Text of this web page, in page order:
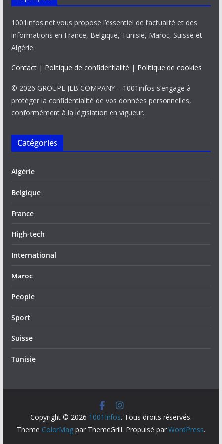
1001infos.net vous propose l’essentiel de l’actualité et des
informations en France, Belgique, Tunisie, Maroc, Suisse et
Algérie.
Contact| Politique de confidentialité | Politique de cookies
© 2026 GROUPE JLB COMPANY – 1001infos s’engage à
protéger la confidentialité de vos données personnelles,
conformément à la législation en vigueur.
Catégories
Algérie
Belgique
France
High-tech
International
Maroc
People
Sport
Suisse
Tunisie
Copyright © 2026 1001Infos. Tous droits réservés.
Theme ColorMagpar ThemeGrill. Propulsé par WordPress.